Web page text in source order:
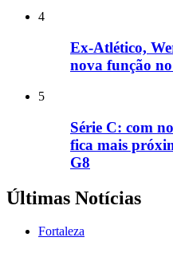
4
Ex-Atlético,
nova função
5
Série C: com
fica mais
G8
Últimas Notícias
Fortaleza